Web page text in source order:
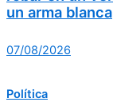
un arma blanca
07/08/2026
Política